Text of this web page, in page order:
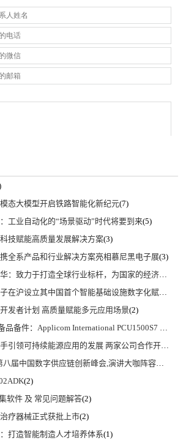
态大模型开启铁路智能化新纪元(7)
工业自动化的“场景驱动”时代将要到来(5)
技赋能高质量发展解决方案(3)
全系产品和行业解决方案亮相慕尼黑电子展(3)
业标杆，为国家的经济高质量发展贡献更大力量|上海电气集团党委书记、董事长吴磊来访
沪设立其中国首个智能基础设施数字化赋能中心
发者计划 高质量赋能多元应用场景(2)
：Applicom International PCU1500S7 PCU 1500 S7 V4.5.0
的发展 两家公司合作开发高性能储能和太阳能组串式逆变器方案 以实现可持续的未来
届中国数字供应链创新峰会,演讲大咖阵容官宣
(2)
软件 及 常见问题解答(2)
疗器械正式获批上市(2)
打造智能制造人才培养体系(1)